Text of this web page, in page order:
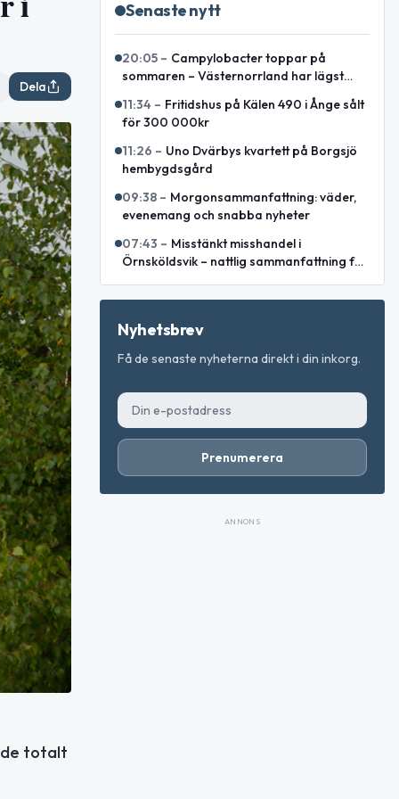
Dela
totalt
Senaste nytt
20:05 – Campylobacter toppar på
sommaren – Västernorrland har lägst
11:34 – Fritidshus på Kälen 490 i Ånge sålt
för 300 000kr
11:26 – Uno Dvärbys kvartett på Borgsjö
hembygdsgård
09:38 – Morgonsammanfattning: väder,
evenemang och snabba nyheter
07:43 – Misstänkt misshandel i
Örnsköldsvik – nattlig sammanfattning för
Nyhetsbrev
Få de senaste nyheterna direkt i din inkorg.
Prenumerera
ANNONS